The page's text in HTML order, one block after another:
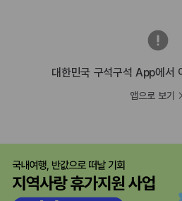
대한민국 구석구석 App에서
앱으로 보기